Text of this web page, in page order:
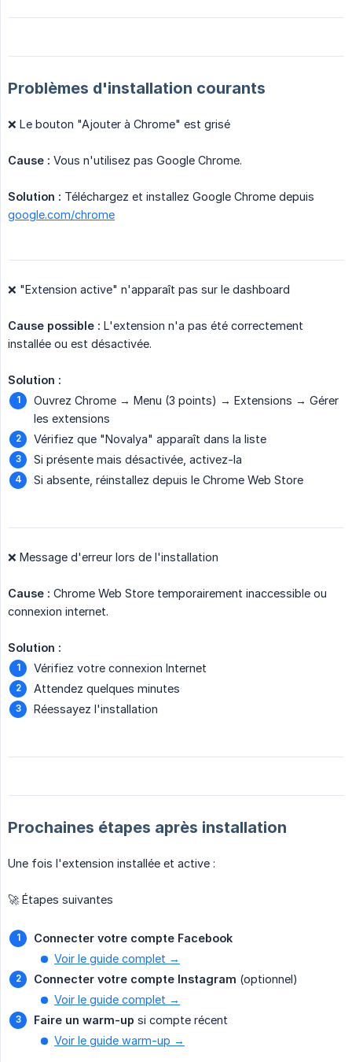
Problèmes d'installation courants
❌ Le bouton "Ajouter à Chrome" est grisé
Cause : Vous n'utilisez pas Google Chrome.
Solution : Téléchargez et installez Google Chrome depuis
google.com/chrome
❌ "Extension active" n'apparaît pas sur le dashboard
Cause possible : L'extension n'a pas été correctement
installée ou est désactivée.
Solution :
Ouvrez Chrome → Menu (3 points) → Extensions → Gérer
les extensions
Vérifiez que "Novalya" apparaît dans la liste
Si présente mais désactivée, activez-la
Si absente, réinstallez depuis le Chrome Web Store
❌ Message d'erreur lors de l'installation
Cause : Chrome Web Store temporairement inaccessible ou
connexion internet.
Solution :
Vérifiez votre connexion Internet
Attendez quelques minutes
Réessayez l'installation
Prochaines étapes après installation
Une fois l'extension installée et active :
🚀 Étapes suivantes
Connecter votre compte Facebook
Voir le guide complet →
Connecter votre compte Instagram (optionnel)
Voir le guide complet →
Faire un warm-up si compte récent
Voir le guide warm-up →